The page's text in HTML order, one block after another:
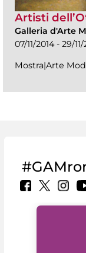
Artisti
Galleria d'Arte
07/11/2014 - 29/11/
Mostra|Arte